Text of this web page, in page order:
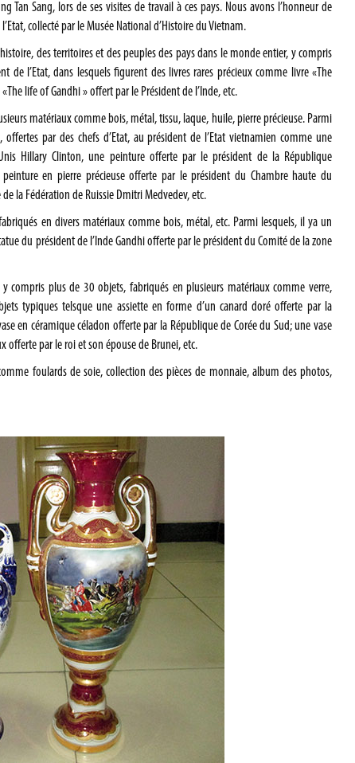
Tan Sang, lors de ses visites de travail à ces pays. Nous avons l’honneur de
collecté par le Musée National d’Histoire du Vietnam.
des territoires et des peuples des pays dans le monde entier, y compris
de l’Etat, dans lesquels figurent des livres rares précieux comme livre «The
life of Gandhi » offert par le Président de l’Inde, etc.
matériaux comme bois, métal, tissu, laque, huile, pierre précieuse. Parmi
par des chefs d’Etat, au président de l’Etat vietnamien comme une
Hillary Clinton, une peinture offerte par le président de la République
en pierre précieuse offerte par le président du Chambre haute du
la Fédération de Ruissie Dmitri Medvedev, etc.
en divers matériaux comme bois, métal, etc. Parmi lesquels, il ya un
du président de l’Inde Gandhi offerte par le président du Comité de la zone
compris plus de 30 objets, fabriqués en plusieurs matériaux comme verre,
typiques telsque une assiette en forme d’un canard doré offerte par la
en céramique céladon offerte par la République de Corée du Sud; une vase
offerte par le roi et son épouse de Brunei, etc.
foulards de soie, collection des pièces de monnaie, album des photos,